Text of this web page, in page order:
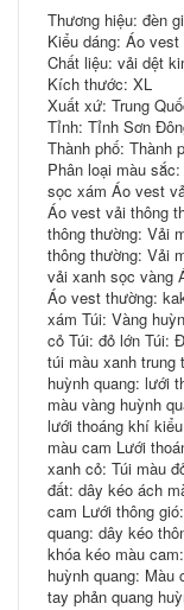
Thương hiệu: đèn
Kiểu dáng: Áo
Chất liệu: vải dệt
Kích thước: XL
Xuất xứ: Trung
Tỉnh: Tỉnh Sơn
Thành phố: Thành
Phân loại màu
sọc xám Áo vest
Áo vest vải thông
thông thường: Vải
thông thường: Vải
vải xanh sọc vàng
Áo vest thường:
xám Túi: Vàng
cỏ Túi: đỏ lớn Túi:
túi màu xanh
huỳnh quang: lưới
màu vàng huỳnh
lưới thoáng khí
màu cam Lưới
xanh cỏ: Túi màu
đất: dây kéo ách
cam Lưới thông
quang: dây kéo
khóa kéo màu
huỳnh quang: Màu
tay phản quang